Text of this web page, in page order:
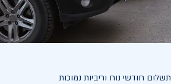
תשלום חודשי נוח וריביות נמוכות